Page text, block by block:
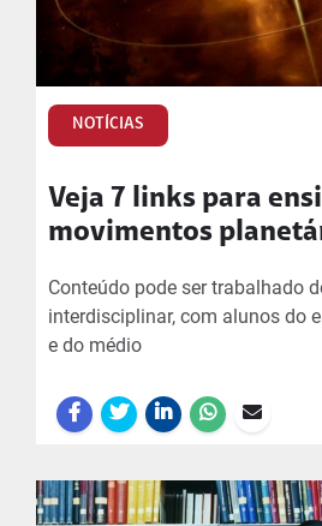
NOTÍCIAS
Veja 7 links para
movimentos
Conteúdo pode ser trabalhado
interdisciplinar, com alunos do
e do médio